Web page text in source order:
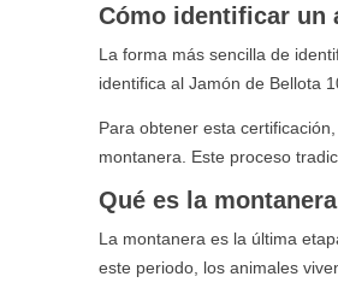
Cómo identificar un
La forma más sencilla de
identifica al Jamón de Bellota
Para obtener esta
montanera. Este proceso
Qué es la
La montanera es la última
este periodo, los animales